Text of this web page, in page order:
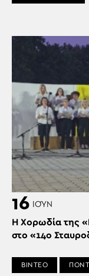
16 ΙΟΎΝ
Η Χορωδία της
στο «14ο
ΒΙΝΤΕΟ